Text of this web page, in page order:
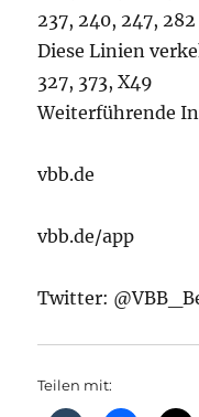
237, 240, 247, 282
Diese Linien
327, 373, X49
Weiterführende
vbb.de
vbb.de/app
Twitter:
Teilen mit: